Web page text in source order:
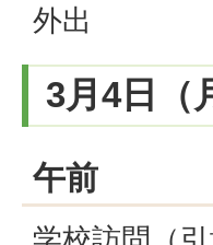
外出
3月4日（
午前